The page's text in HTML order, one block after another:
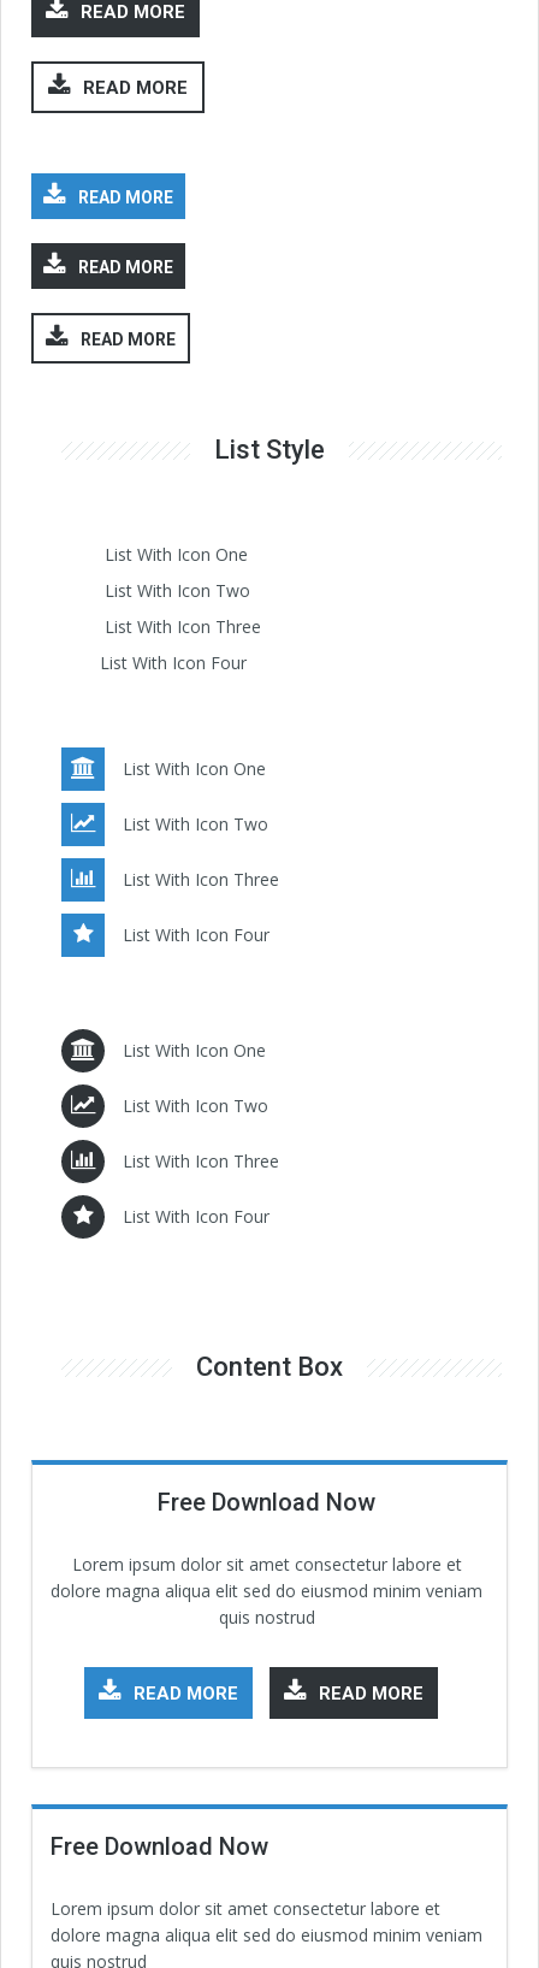
READ MORE
READ MORE
READ MORE
READ MORE
READ MORE
List Style
List With Icon One
List With Icon Two
List With Icon Three
List With Icon Four
List With Icon One
List With Icon Two
List With Icon Three
List With Icon Four
List With Icon One
List With Icon Two
List With Icon Three
List With Icon Four
Content Box
Free Download Now
Lorem ipsum dolor sit amet consectetur labore et
dolore magna aliqua elit sed do eiusmod minim veniam
quis nostrud
READ MORE READ MORE
Free Download Now
Lorem ipsum dolor sit amet consectetur labore et
dolore magna aliqua elit sed do eiusmod minim veniam
quis nostrud